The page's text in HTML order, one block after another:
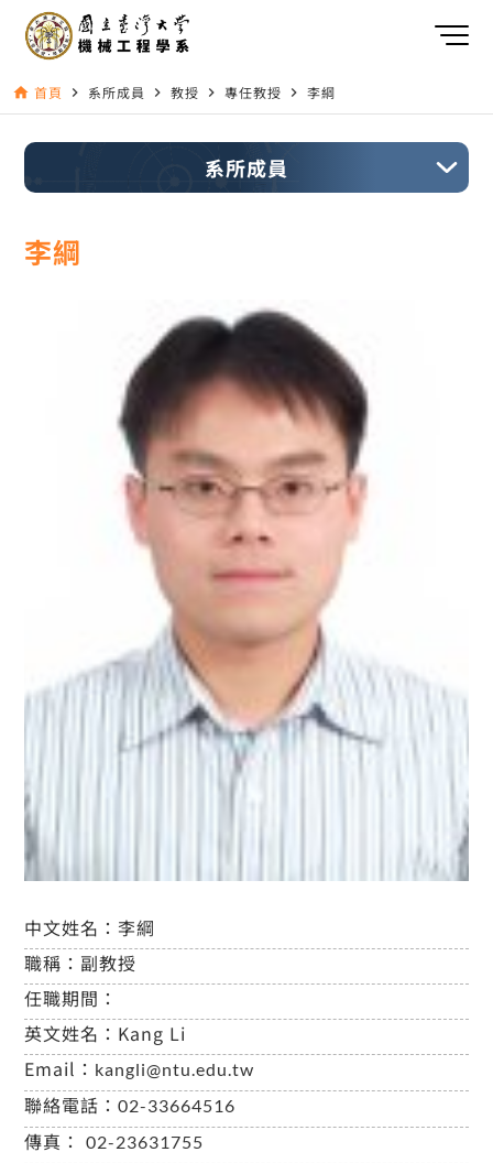
home 首頁 navigate_next 系所成員 navigate_next 教授 navigate_next 專任教授 navigate_next 李綱
系所成員
李綱
中文姓名： 李綱
職稱： 副教授
任職期間：
英文姓名： Kang Li
Email： kangli@ntu.edu.tw
聯絡電話：02-33664516
傳真：02-23631755